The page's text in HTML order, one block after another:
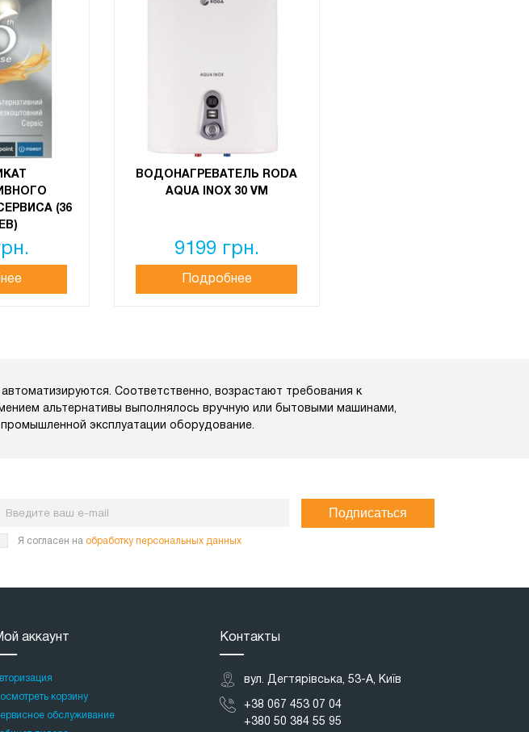
(36
ВОДОНАГРЕВАТЕЛЬ RODA
AQUA INOX 30 VM
9199 грн.
Подробнее
Соответственно, возрастают требования к
альтернативы выполнялось вручную или бытовыми машинами,
эксплуатации оборудование.
Я согласен на обработку персональных данных
Подписаться
аккаунт
корзину
обслуживание
Контакты
вул. Дегтярівська, 53-А, Київ
+38 067 453 07 04
+380 50 384 55 95